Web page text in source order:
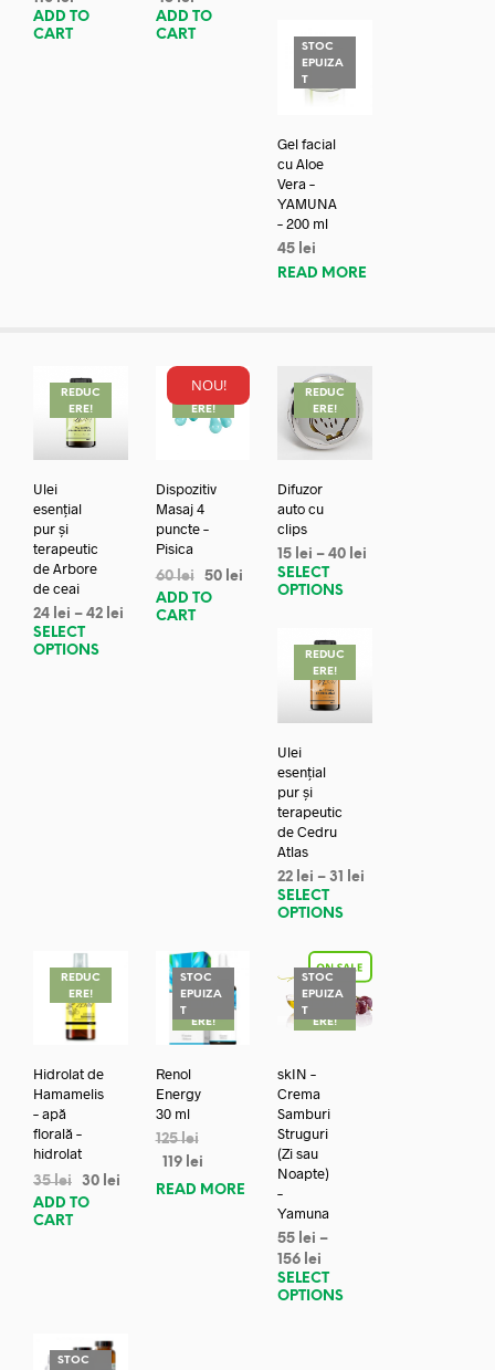
ADD TO
CART
ADD TO
CART
STOC
EPUIZA
T
Gel facial
cu Aloe
Vera –
YAMUNA
– 200 ml
45 lei
READ MORE
REDUC
ERE!
Ulei
esențial
pur și
terapeutic
de Arbore
de ceai
24 lei – 42 lei
SELECT
OPTIONS
NOU!
REDUC
ERE!
Dispozitiv
Masaj 4
puncte –
Pisica
60lei 50 lei
ADD TO
CART
REDUC
ERE!
Difuzor
auto cu
clips
15 lei –40 lei
SELECT
OPTIONS
REDUC
ERE!
Ulei
esențial
pur și
terapeutic
de Cedru
Atlas
22 lei –31
lei
SELECT
OPTIONS
REDUC
ERE!
Hidrolat de
Hamamelis
– apă
florală –
hidrolat
35lei 30 lei
ADD TO
CART
STOC
EPUIZA
TREDUC
ERE!
Renol
Energy
30 ml
125lei
119 lei
READ MORE
STOC
EPUIZA
TREDUC
ERE!
skIN –
Crema
Samburi
Struguri
(Zi sau
Noapte)
–
Yamuna
55 lei –
156 lei
SELECT
OPTIONS
STOC